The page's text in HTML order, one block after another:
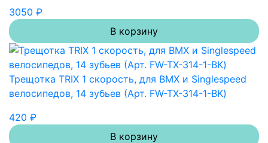
3050 ₽
В корзину
Трещотка TRIX 1 скорость, для BMX и Singlespeed
велосипедов, 14 зубьев (Арт. FW-TX-314-1-BK)
420 ₽
В корзину